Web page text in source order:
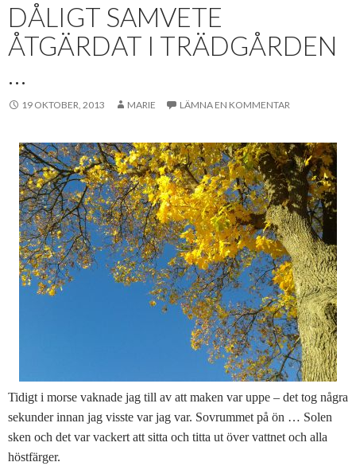
DÅLIGT SAMVETE
ÅTGÄRDAT I TRÄDGÅRDEN
…
19 OKTOBER, 2013 MARIE LÄMNA EN KOMMENTAR
Tidigt i morse vaknade jag till av att maken var uppe – det tog några
sekunder innan jag visste var jag var. Sovrummet på ön … Solen
sken och det var vackert att sitta och titta ut över vattnet och alla
höstfärger.